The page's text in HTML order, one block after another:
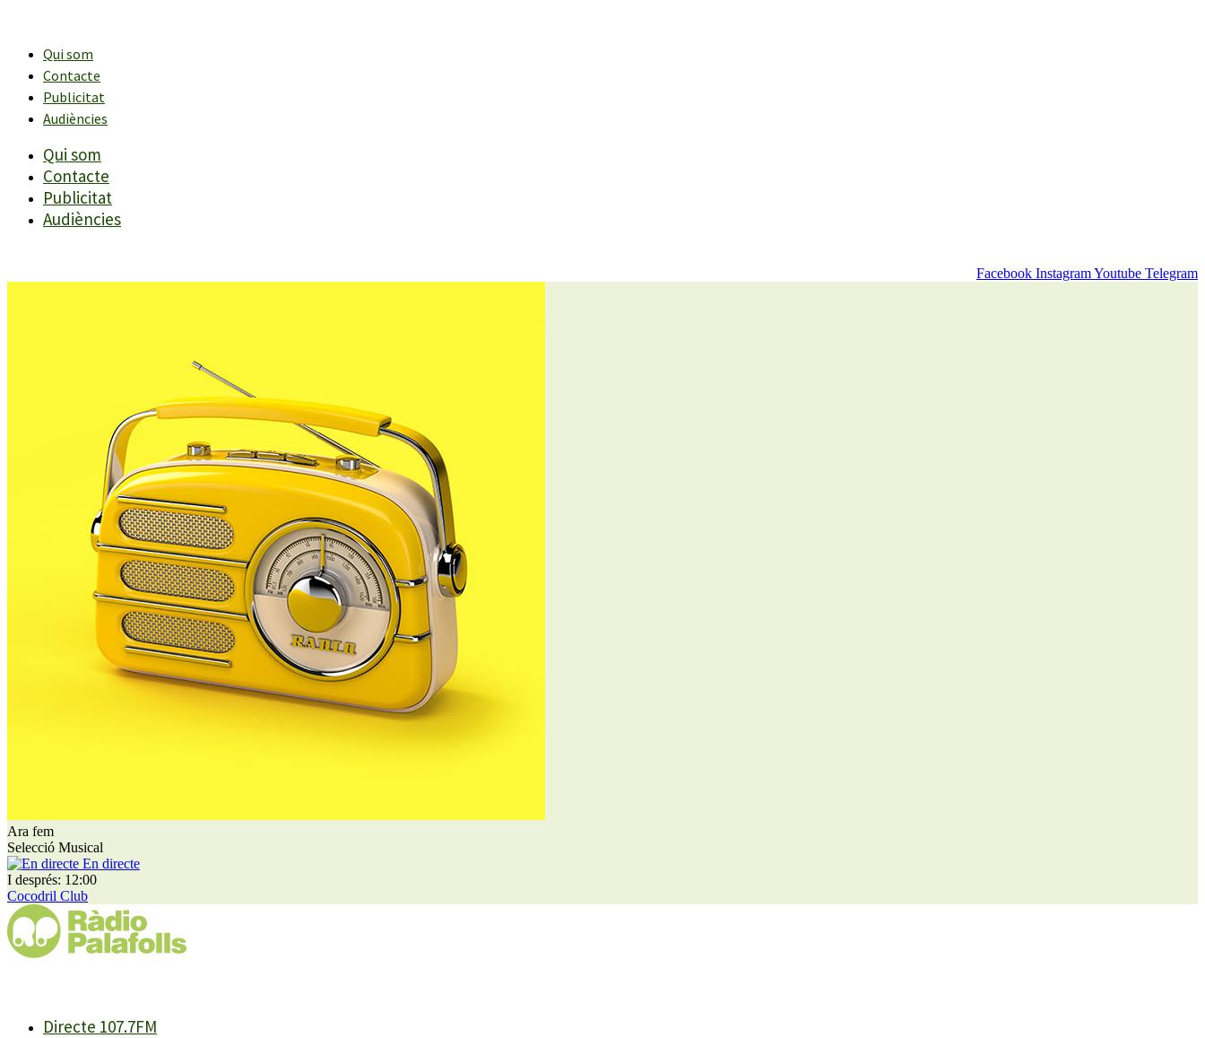
contingutQui som
Contacte
Publicitat
Audiències
Qui som
Contacte
Publicitat
Audiències
Facebook InstagramYoutube Telegram
Ara fem
Selecció Musical
En directe
I després: 12:00
Cocodril Club
Directe 107.7FM